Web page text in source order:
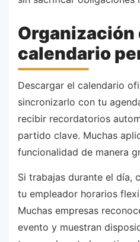
Organización
calendario
Descargar el calendario
sincronizarlo con tu
recibir recordatorios
partido clave. Muchas
funcionalidad de manera
Si trabajas durante el día,
tu empleador horarios
Muchas empresas
evento y muestran